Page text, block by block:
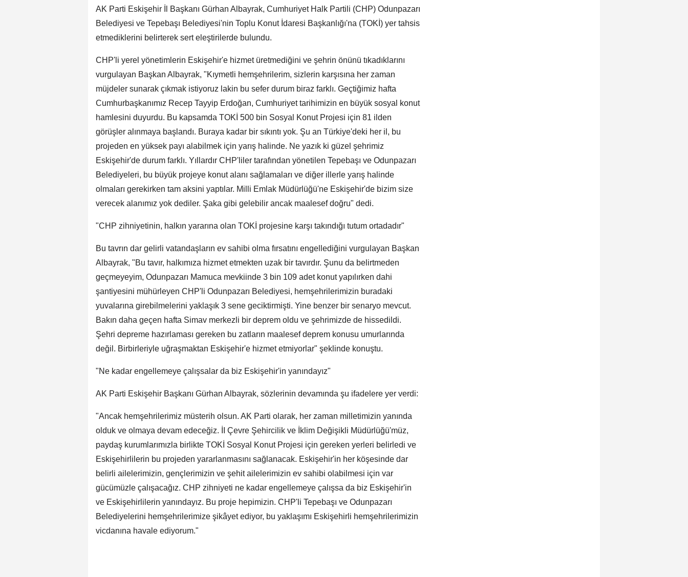
AK Parti Eskişehir İl Başkanı Gürhan Albayrak, Cumhuriyet Halk Partili (CHP) Odunpazarı
Belediyesi ve Tepebaşı Belediyesi'nin Toplu Konut İdaresi Başkanlığı'na (TOKİ) yer tahsis
etmediklerini belirterek sert eleştirilerde bulundu.
CHP'li yerel yönetimlerin Eskişehir'e hizmet üretmediğini ve şehrin önünü tıkadıklarını
vurgulayan Başkan Albayrak, "Kıymetli hemşehrilerim, sizlerin karşısına her zaman
müjdeler sunarak çıkmak istiyoruz lakin bu sefer durum biraz farklı. Geçtiğimiz hafta
Cumhurbaşkanımız Recep Tayyip Erdoğan, Cumhuriyet tarihimizin en büyük sosyal konut
hamlesini duyurdu. Bu kapsamda TOKİ 500 bin Sosyal Konut Projesi için 81 ilden
görüşler alınmaya başlandı. Buraya kadar bir sıkıntı yok. Şu an Türkiye'deki her il, bu
projeden en yüksek payı alabilmek için yarış halinde. Ne yazık ki güzel şehrimiz
Eskişehir'de durum farklı. Yıllardır CHP'liler tarafından yönetilen Tepebaşı ve Odunpazarı
Belediyeleri, bu büyük projeye konut alanı sağlamaları ve diğer illerle yarış halinde
olmaları gerekirken tam aksini yaptılar. Milli Emlak Müdürlüğü'ne Eskişehir'de bizim size
verecek alanımız yok dediler. Şaka gibi gelebilir ancak maalesef doğru" dedi.
"CHP zihniyetinin, halkın yararına olan TOKİ projesine karşı takındığı tutum ortadadır"
Bu tavrın dar gelirli vatandaşların ev sahibi olma fırsatını engellediğini vurgulayan Başkan
Albayrak, "Bu tavır, halkımıza hizmet etmekten uzak bir tavırdır. Şunu da belirtmeden
geçmeyeyim, Odunpazarı Mamuca mevkiinde 3 bin 109 adet konut yapılırken dahi
şantiyesini mühürleyen CHP'li Odunpazarı Belediyesi, hemşehrilerimizin buradaki
yuvalarına girebilmelerini yaklaşık 3 sene geciktirmişti. Yine benzer bir senaryo mevcut.
Bakın daha geçen hafta Simav merkezli bir deprem oldu ve şehrimizde de hissedildi.
Şehri depreme hazırlaması gereken bu zatların maalesef deprem konusu umurlarında
değil. Birbirleriyle uğraşmaktan Eskişehir'e hizmet etmiyorlar" şeklinde konuştu.
"Ne kadar engellemeye çalışsalar da biz Eskişehir'in yanındayız"
AK Parti Eskişehir Başkanı Gürhan Albayrak, sözlerinin devamında şu ifadelere yer verdi:
"Ancak hemşehrilerimiz müsterih olsun. AK Parti olarak, her zaman milletimizin yanında
olduk ve olmaya devam edeceğiz. İI Çevre Şehircilik ve İklim Değişikli Müdürlüğü'müz,
paydaş kurumlarımızla birlikte TOKİ Sosyal Konut Projesi için gereken yerleri belirledi ve
Eskişehirlilerin bu projeden yararlanmasını sağlanacak. Eskişehir'in her köşesinde dar
belirli ailelerimizin, gençlerimizin ve şehit ailelerimizin ev sahibi olabilmesi için var
gücümüzle çalışacağız. CHP zihniyeti ne kadar engellemeye çalışsa da biz Eskişehir'in
ve Eskişehirlilerin yanındayız. Bu proje hepimizin. CHP'li Tepebaşı ve Odunpazarı
Belediyelerini hemşehrilerimize şikâyet ediyor, bu yaklaşımı Eskişehirli hemşehrilerimizin
vicdanına havale ediyorum."